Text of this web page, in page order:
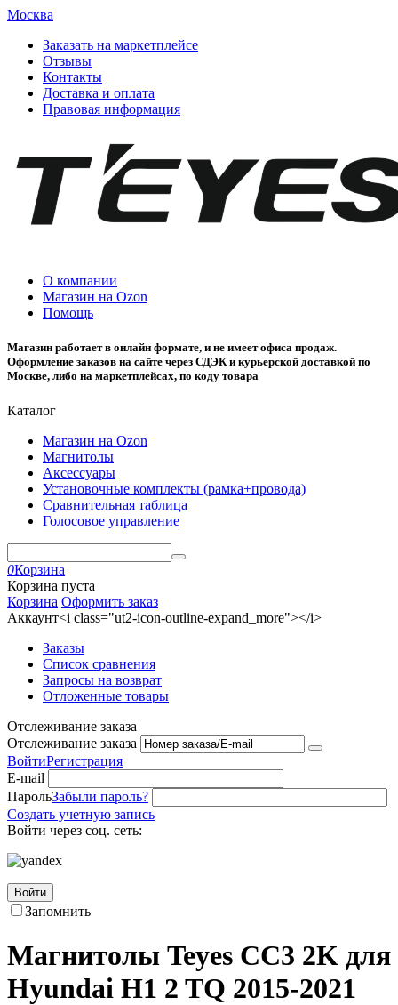
Москва
Заказать на маркетплейсе
Отзывы
Контакты
Доставка и оплата
Правовая информация
О компании
Магазин на Ozon
Помощь
Магазин работает в онлайн формате, и не имеет офиса продаж.
Оформление заказов на сайте через СДЭК и курьерской доставкой по
Москве, либо на маркетплейсах, по коду товара
Каталог
Магазин на Ozon
Магнитолы
Аксессуары
Установочные комплекты (рамка+провода)
Сравнительная таблица
Голосовое управление
0Корзина
Корзина пуста
Корзина Оформить заказ
Аккаунт<i class="ut2-icon-outline-expand_more"></i>
Заказы
Список сравнения
Запросы на возврат
Отложенные товары
Отслеживание заказа
Отслеживание заказа
ВойтиРегистрация
E-mail
ПарольЗабыли пароль?
Создать учетную запись
Войти через соц. сеть:
Войти
Запомнить
Магнитолы Teyes CC3 2K для
Hyundai H1 2 TQ 2015-2021